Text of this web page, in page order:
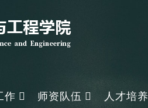
作 师资队伍 人才培养